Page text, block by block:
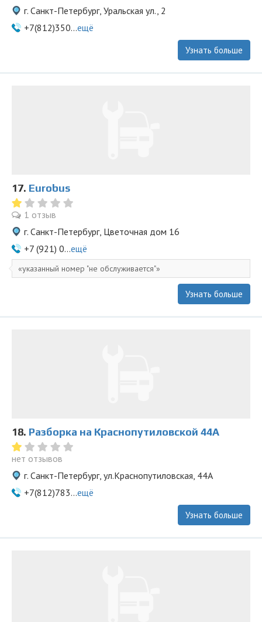
г. Санкт-Петербург, Уральская ул., 2
+7(812)350...ещё
Узнать больше
17. Eurobus
1 отзыв
г. Санкт-Петербург, Цветочная дом 16
+7 (921) 0...ещё
указанный номер "не обслуживается"
Узнать больше
18. Разборка на Краснопутиловской 44А
нет отзывов
г. Санкт-Петербург, ул.Краснопутиловская, 44А
+7(812)783...ещё
Узнать больше